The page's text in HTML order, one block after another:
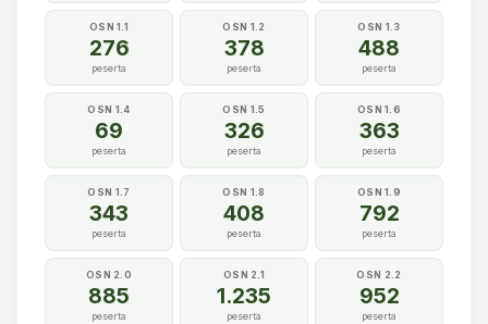
OSN 1.1
276
peserta
OSN 1.2
378
peserta
OSN 1.3
488
peserta
OSN 1.4
69
peserta
OSN 1.5
326
peserta
OSN 1.6
363
peserta
OSN 1.7
343
peserta
OSN 1.8
408
peserta
OSN 1.9
792
peserta
OSN 2.0
885
peserta
OSN 2.1
1.235
peserta
OSN 2.2
952
peserta